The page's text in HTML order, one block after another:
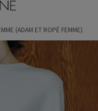
(ADAM ET ROPÉ FEMME)